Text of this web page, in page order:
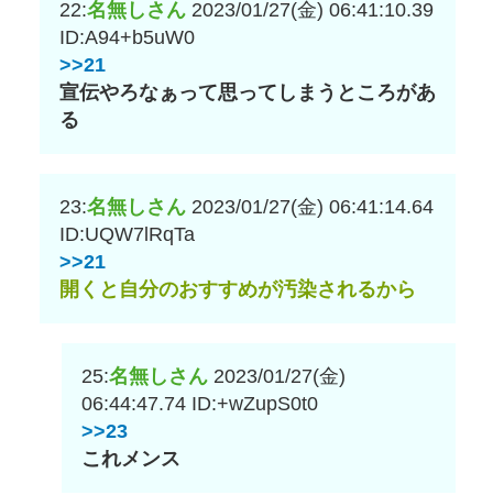
22:名無しさん 2023/01/27(金) 06:41:10.39
ID:A94+b5uW0
>>21
宣伝やろなぁって思ってしまうところがあ
る
23:名無しさん 2023/01/27(金) 06:41:14.64
ID:UQW7lRqTa
>>21
開くと自分のおすすめが汚染されるから
25:名無しさん 2023/01/27(金)
06:44:47.74 ID:+wZupS0t0
>>23
これメンス